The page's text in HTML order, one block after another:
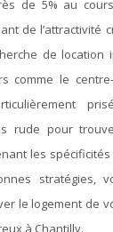
de 5% au
de l’attractivité
de location
comme le
rude pour
les
stratégies,
le logement de
à Chantilly.